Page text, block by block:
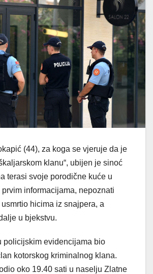
(44), za koga se vjeruje da je
klanu“, ubijen je sinoć
terasi svoje porodične kuće u
prvim informacijama, nepoznati
hicima iz snajpera, a
u bjekstvu.
policijskim evidencijama bio
kotorskog kriminalnog klana.
oko 19.40 sati u naselju Zlatne